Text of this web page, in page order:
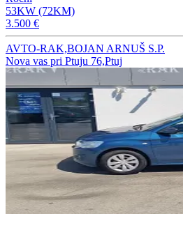
53KW (72KM)
3.500 €
AVTO-RAK,BOJAN ARNUŠ S.P.
Nova vas pri Ptuju 76,Ptuj